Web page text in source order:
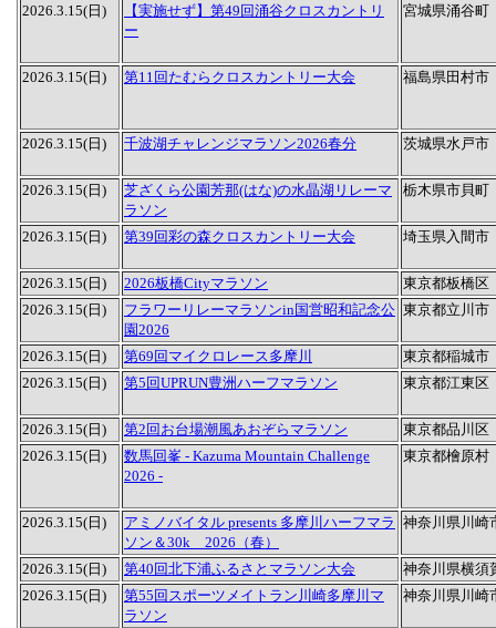
2026.3.15(日)
【実施せず】第49回涌谷クロスカントリ
ー
宮城県涌谷町
2026.3.15(日) 第11回たむらクロスカントリー大会 福島県田村市
2026.3.15(日) 千波湖チャレンジマラソン2026春分 茨城県水戸市
2026.3.15(日)
芝ざくら公園芳那(はな)の水晶湖リレーマ
ラソン
栃木県市貝町
2026.3.15(日) 第39回彩の森クロスカントリー大会 埼玉県入間市
2026.3.15(日) 2026板橋Cityマラソン
東京都板橋区
2026.3.15(日)
フラワーリレーマラソンin国営昭和記念公
園2026
東京都立川市
2026.3.15(日) 第69回マイクロレース多摩川
東京都稲城市
2026.3.15(日)
第5回UPRUN豊洲ハーフマラソン 東京都江東区
2026.3.15(日) 第2回お台場潮風あおぞらマラソン
東京都品川区
2026.3.15(日)
数馬回峯 - Kazuma Mountain Challenge
2026 -
東京都檜原村
2026.3.15(日)
アミノバイタル presents 多摩川ハーフマラ
ソン＆30k 2026（春）
神奈川県川崎
2026.3.15(日) 第40回北下浦ふるさとマラソン大会
神奈川県横須
2026.3.15(日)
第55回スポーツメイトラン川崎多摩川マ
ラソン
神奈川県川崎